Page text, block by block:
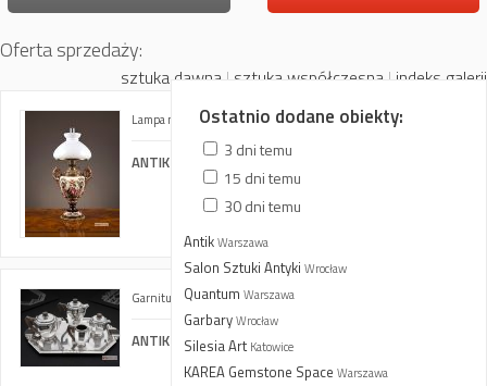
Oferta sprzedaży:
sztuka dawna | sztuka współczesna | indeks galerii
Lampa naftowa
ANTIK BAZAR. Meble Antyczne. E. i S. Wojtachnio
Garnitur do kawy i herbaty
ANTIK BAZAR. Meble Antyczne. E. i S. Wojtachnio
Ostatnio dodane obiekty:
3 dni temu
15 dni temu
30 dni temu
Antik Warszawa
Salon Sztuki Antyki Wrocław
Quantum Warszawa
Garbary Wrocław
Silesia Art Katowice
KAREA Gemstone Space Warszawa